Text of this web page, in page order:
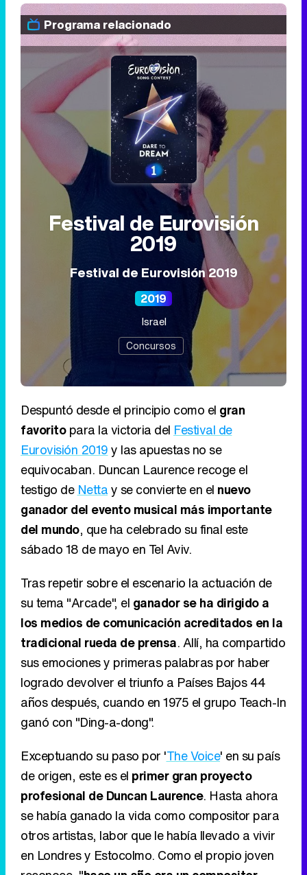
Programa relacionado
Festival de Eurovisión
2019
Festival de Eurovisión 2019
2019
Israel
Concursos
Despuntó desde el principio como el gran
favoritopara la victoria del Festival de
Eurovisión 2019y las apuestas no se
equivocaban. Duncan Laurence recoge el
testigo de Nettay se convierte en el nuevo
ganador del evento musical más importante
del mundo, que ha celebrado su final este
sábado 18 de mayo en Tel Aviv.
Tras repetir sobre el escenario la actuación de
su tema "Arcade", el ganador se ha dirigido a
los medios de comunicación acreditados en la
tradicional rueda de prensa. Allí, ha compartido
sus emociones y primeras palabras por haber
logrado devolver el triunfo a Países Bajos 44
años después, cuando en 1975 el grupo Teach-In
ganó con "Ding-a-dong".
Exceptuando su paso por 'The Voice' en su país
de origen, este es el primer gran proyecto
profesional de Duncan Laurence. Hasta ahora
se había ganado la vida como compositor para
otros artistas, labor que le había llevado a vivir
en Londres y Estocolmo. Como el propio joven